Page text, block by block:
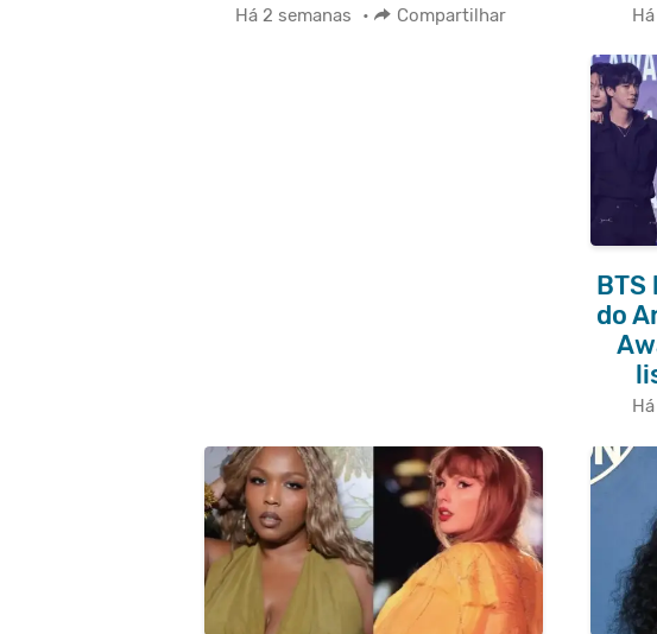
Há 2 semanas • Compartilhar
BTS
do